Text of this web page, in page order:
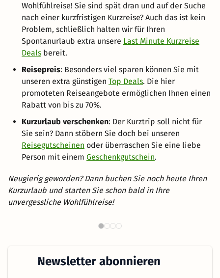
Wohlfühlreise! Sie sind spät dran und auf der Suche
nach einer kurzfristigen Kurzreise? Auch das ist kein
Problem, schließlich halten wir für Ihren
Spontanurlaub extra unsere Last Minute Kurzreise
Deals bereit.
Reisepreis: Besonders viel sparen können Sie mit
unseren extra günstigen Top Deals. Die hier
promoteten Reiseangebote ermöglichen Ihnen einen
Rabatt von bis zu 70%.
Kurzurlaub verschenken: Der Kurztrip soll nicht für
Sie sein? Dann stöbern Sie doch bei unseren
Reisegutscheinen oder überraschen Sie eine liebe
Person mit einem Geschenkgutschein.
Neugierig geworden? Dann buchen Sie noch heute Ihren
Kurzurlaub und starten Sie schon bald in Ihre
unvergessliche Wohlfühlreise!
Newsletter abonnieren